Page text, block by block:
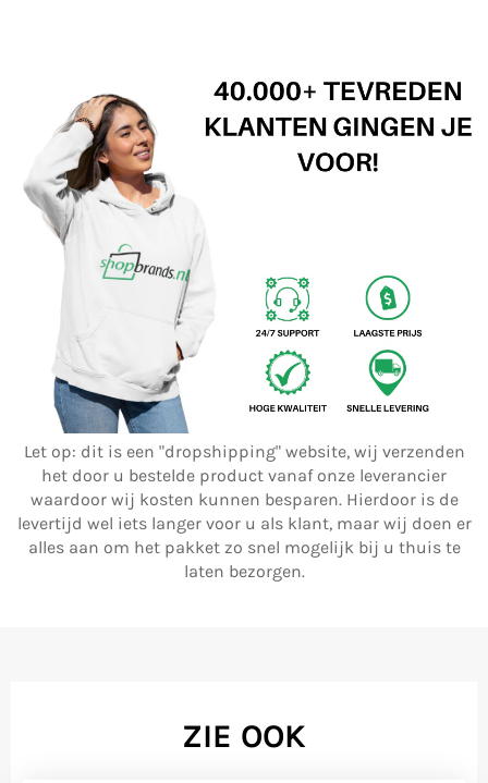
Let op: dit is een "dropshipping" website, wij verzenden
het door u bestelde product vanaf onze leverancier
waardoor wij kosten kunnen besparen. Hierdoor is de
levertijd wel iets langer voor u als klant, maar wij doen er
alles aan om het pakket zo snel mogelijk bij u thuis te
laten bezorgen.
ZIE OOK